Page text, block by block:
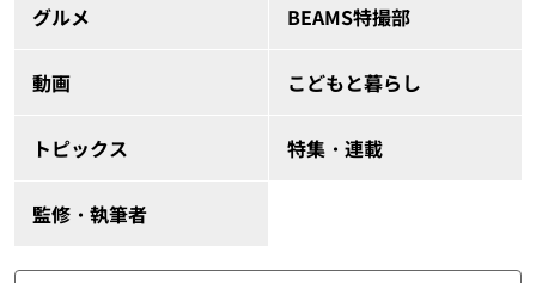
グルメ BEAMS特撮部
動画 こどもと暮らし
トピックス 特集・連載
監修・執筆者